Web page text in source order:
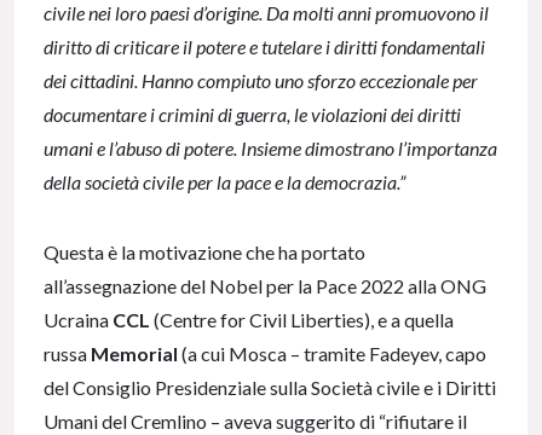
civile nei loro paesi d’origine. Da molti anni promuovono il
diritto di criticare il potere e tutelare i diritti fondamentali
dei cittadini. Hanno compiuto uno sforzo eccezionale per
documentare i crimini di guerra, le violazioni dei diritti
umani e l’abuso di potere. Insieme dimostrano l’importanza
della società civile per la pace e la democrazia.”
Questa è la motivazione che ha portato
all’assegnazione del Nobel per la Pace 2022 alla ONG
Ucraina CCL (Centre for Civil Liberties), e a quella
russa Memorial (a cui Mosca – tramite Fadeyev, capo
del Consiglio Presidenziale sulla Società civile e i Diritti
Umani del Cremlino – aveva suggerito di “rifiutare il